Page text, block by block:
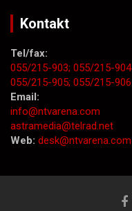
Kontakt
Tel/fax:
055/215-903; 055/215-904
055/215-905; 055/215-906
Email:
info@ntvarena.com
astramedia@telrad.net
Web: desk@ntvarena.com